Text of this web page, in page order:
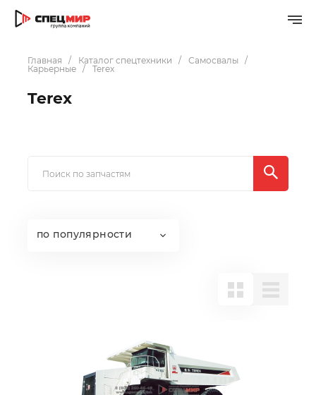
Главная Каталог спецтехники
Самосвалы
Карьерные
Terex
Terex
по популярности